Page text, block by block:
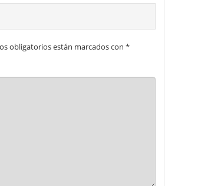
obligatorios están marcados con *